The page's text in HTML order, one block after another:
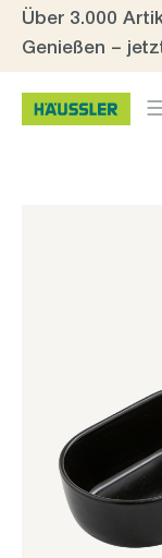
Zum Hauptinhalt
Über 3.000
Genießen –